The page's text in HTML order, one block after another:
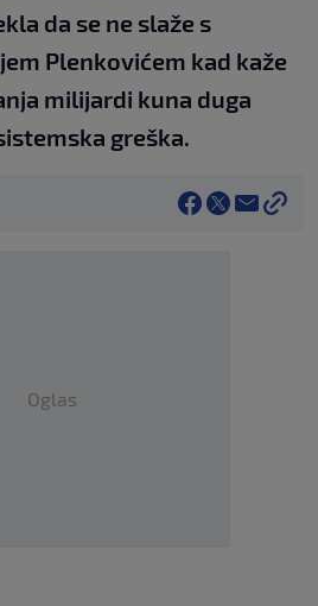
da se ne slaže s
Plenkovićem kad kaže
milijardi kuna duga
greška.
Oglas